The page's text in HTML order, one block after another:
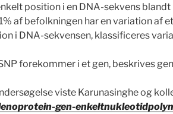
position i en DNA-sekvens blandt
af befolkningen har en variation af
i DNA-sekvensen, klassificeres
forekommer i et gen, beskrives
viste Karunasinghe og
gen-